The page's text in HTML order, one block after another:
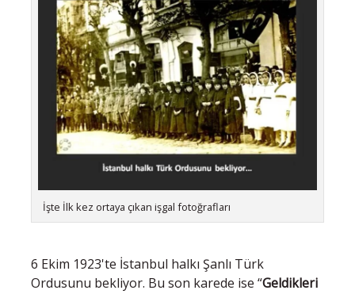
İşte İlk kez ortaya çıkan işgal fotoğrafları
6 Ekim 1923'te İstanbul halkı Şanlı Türk
Ordusunu bekliyor. Bu son karede ise “Geldikleri